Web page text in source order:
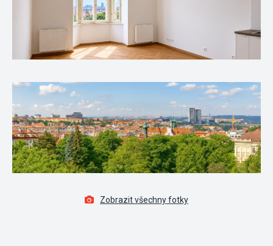
Zobrazit všechny fotky